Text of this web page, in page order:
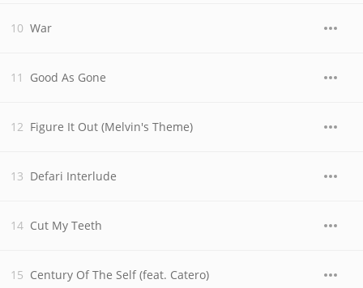
War
Good As Gone
Figure It Out (Melvin's Theme)
Defari Interlude
Cut My Teeth
Century Of The Self (feat. Catero)